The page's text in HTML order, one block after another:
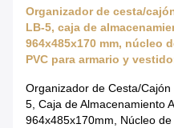
Organizador de cesta/
LB-5, caja de
964x485x170 mm, núcleo
PVC para armario y
Organizador de Cesta/
5, Caja de Almacenamiento
964x485x170mm, Núcleo